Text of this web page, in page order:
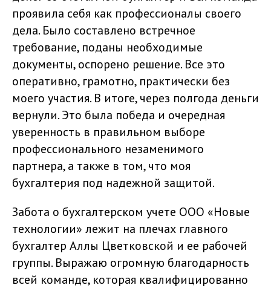
проявила себя как профессионалы своего
дела. Было составлено встречное
требование, поданы необходимые
документы, оспорено решение. Все это
оперативно, грамотно, практически без
моего участия. В итоге, через полгода деньги
вернули. Это была победа и очередная
уверенность в правильном выборе
профессионального незаменимого
партнера, а также в том, что моя
бухгалтерия под надежной защитой.
Забота о бухгалтерском учете ООО «Новые
технологии» лежит на плечах главного
бухгалтер Аллы Цветковской и ее рабочей
группы. Выражаю огромную благодарность
всей команде, которая квалифицированно